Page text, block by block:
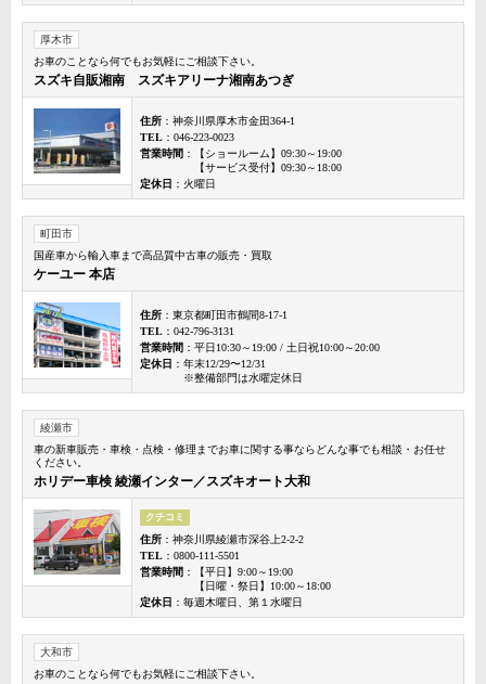
厚木市
お車のことなら何でもお気軽にご相談下さい。
スズキ自販湘南 スズキアリーナ湘南あつぎ
住所 ：神奈川県厚木市金田364-1
TEL ：046-223-0023
営業時間 ：【ショールーム】09:30～19:00
【サービス受付】09:30～18:00
定休日 ：火曜日
町田市
国産車から輸入車まで高品質中古車の販売・買取
ケーユー 本店
住所 ：東京都町田市鶴間8-17-1
TEL ：042-796-3131
営業時間 ：平日10:30～19:00 / 土日祝10:00～20:00
定休日 ：年末12/29〜12/31
※整備部門は水曜定休日
綾瀬市
車の新車販売・車検・点検・修理までお車に関する事ならどんな事でも相談・お任せ
ください。
ホリデー車検 綾瀬インター／スズキオート大和
クチコミ
住所 ：神奈川県綾瀬市深谷上2-2-2
TEL ：0800-111-5501
営業時間 ：【平日】9:00～19:00
【日曜・祭日】10:00～18:00
定休日 ：毎週木曜日、第１水曜日
大和市
お車のことなら何でもお気軽にご相談下さい。